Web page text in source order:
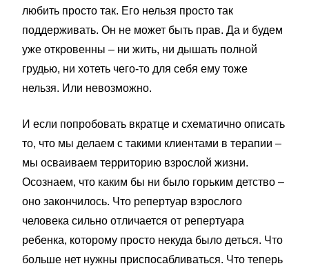
любить просто так. Его нельзя просто так
поддерживать. Он не может быть прав. Да и будем
уже откровенны – ни жить, ни дышать полной
грудью, ни хотеть чего-то для себя ему тоже
нельзя. Или невозможно.
И если попробовать вкратце и схематично описать
то, что мы делаем с такими клиентами в терапии –
мы осваиваем территорию взрослой жизни.
Осознаем, что каким бы ни было горьким детство –
оно закончилось. Что репертуар взрослого
человека сильно отличается от репертуара
ребенка, которому просто некуда было деться. Что
больше нет нужны приспосабливаться. Что теперь